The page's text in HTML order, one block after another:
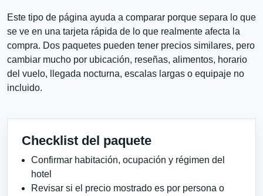
Este tipo de página ayuda a comparar porque separa lo que
se ve en una tarjeta rápida de lo que realmente afecta la
compra. Dos paquetes pueden tener precios similares, pero
cambiar mucho por ubicación, reseñas, alimentos, horario
del vuelo, llegada nocturna, escalas largas o equipaje no
incluido.
Checklist del paquete
Confirmar habitación, ocupación y régimen del
hotel
Revisar si el precio mostrado es por persona o